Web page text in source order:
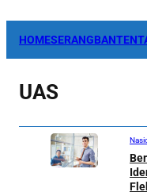
HOMESERANGBANTEN
UAS